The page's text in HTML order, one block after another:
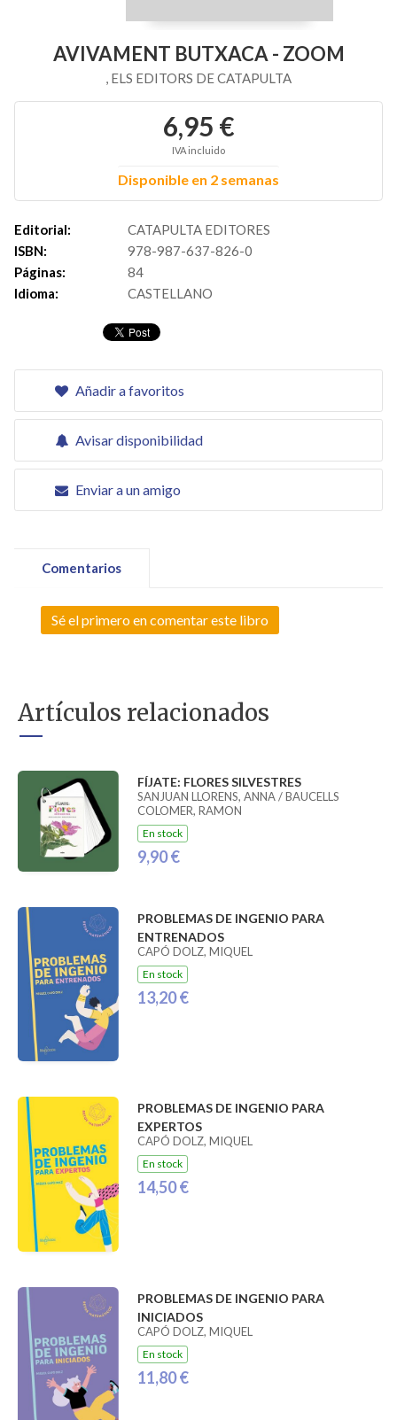
AVIVAMENT BUTXACA - ZOOM
, ELS EDITORS DE CATAPULTA
6,95 €
IVA incluido
Disponible en 2 semanas
Editorial:
CATAPULTA EDITORES
ISBN:
978-987-637-826-0
Páginas:
84
Idioma:
CASTELLANO
Añadir a favoritos
Avisar disponibilidad
Enviar a un amigo
Comentarios
Sé el primero en comentar este libro
Artículos relacionados
FÍJATE: FLORES SILVESTRES
SANJUAN LLORENS, ANNA / BAUCELLS
COLOMER, RAMON
En stock
9,90 €
PROBLEMAS DE INGENIO PARA
ENTRENADOS
CAPÓ DOLZ, MIQUEL
En stock
13,20 €
PROBLEMAS DE INGENIO PARA
EXPERTOS
CAPÓ DOLZ, MIQUEL
En stock
14,50 €
PROBLEMAS DE INGENIO PARA
INICIADOS
CAPÓ DOLZ, MIQUEL
En stock
11,80 €